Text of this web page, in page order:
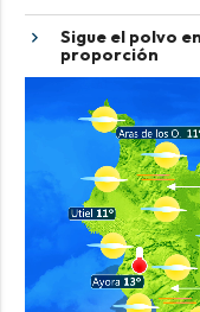
Sigue el polvo
proporción